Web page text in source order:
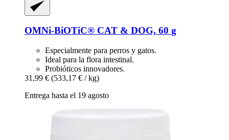
OMNi-BiOTiC® CAT & DOG, 60 g
Especialmente para perros y gatos.
Ideal para la flora intestinal.
Probióticos innovadores.
31,99 € (533,17 € / kg)
Entrega hasta el 19 agosto